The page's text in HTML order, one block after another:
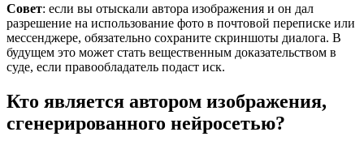
Совет: если вы отыскали автора изображения и он дал
разрешение на использование фото в почтовой переписке или
мессенджере, обязательно сохраните скриншоты диалога. В
будущем это может стать вещественным доказательством в
суде, если правообладатель подаст иск.
Кто является автором изображения,
сгенерированного нейросетью?